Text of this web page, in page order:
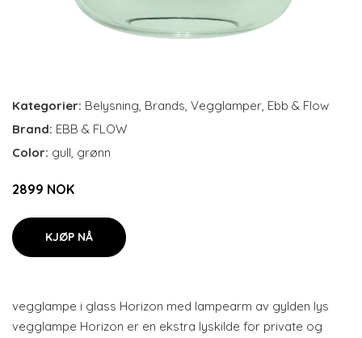
Kategorier: Belysning, Brands, Vegglamper, Ebb & Flow
Brand: EBB & FLOW
Color: gull, grønn
2899 NOK
KJØP NÅ
vegglampe i glass Horizon med lampearm av gylden lys
vegglampe Horizon er en ekstra lyskilde for private og